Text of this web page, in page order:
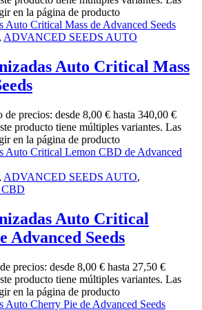
en la página de producto
, ADVANCED SEEDS AUTO
Auto Critical Mass
de precios: desde 8,00 € hasta 340,00 €
producto tiene múltiples variantes. Las
en la página de producto
, ADVANCED SEEDS AUTO,
Auto Critical
Advanced Seeds
precios: desde 8,00 € hasta 27,50 €
producto tiene múltiples variantes. Las
en la página de producto